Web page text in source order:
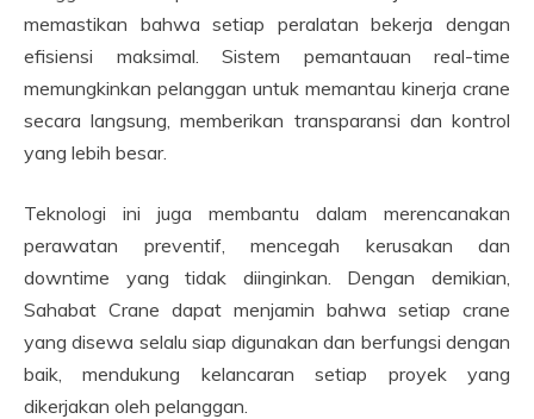
memastikan bahwa setiap peralatan bekerja dengan
efisiensi maksimal. Sistem pemantauan real-time
memungkinkan pelanggan untuk memantau kinerja crane
secara langsung, memberikan transparansi dan kontrol
yang lebih besar.
Teknologi ini juga membantu dalam merencanakan
perawatan preventif, mencegah kerusakan dan
downtime yang tidak diinginkan. Dengan demikian,
Sahabat Crane dapat menjamin bahwa setiap crane
yang disewa selalu siap digunakan dan berfungsi dengan
baik, mendukung kelancaran setiap proyek yang
dikerjakan oleh pelanggan.